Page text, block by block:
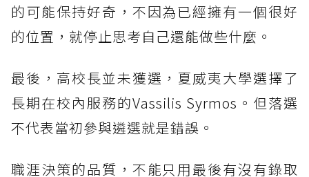
的可能保持好奇，不因為已經擁有一個很好
的位置，就停止思考自己還能做些什麼。
最後，高校長並未獲選，夏威夷大學選擇了
長期在校內服務的Vassilis Syrmos。但落選
不代表當初參與遴選就是錯誤。
職涯決策的品質，不能只用最後有沒有錄取